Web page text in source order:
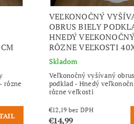
rôzne
VEĽKONOČNÝ
OBRUS BIELY
HNEDÝ
RÔZNE VEĽKOSTI
Skladom
Veľkonočný vyšívaný
podklad - Hnedý
rôzne veľkosti
€12,19 bez DPH
€14,99